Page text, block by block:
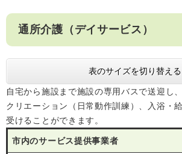
通所介護（デイサービス）
表のサイズを切り替える
自宅から施設まで施設の専用バスで送迎し
クリエーション（日常動作訓練）、入浴・
受けることができます。
市内のサービス提供事業者